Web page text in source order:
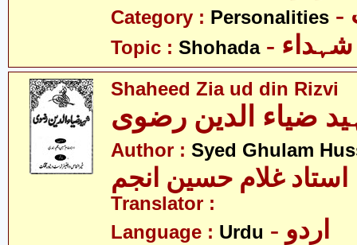
Category : Personalities
Topic : Shohada - شہداء
Shaheed Zia ud din Rizvi
ضیاء الدین رضوی
Author : Syed Ghulam
استاد غلام حسین انجم
Translator :
Language : Urdu - اردو